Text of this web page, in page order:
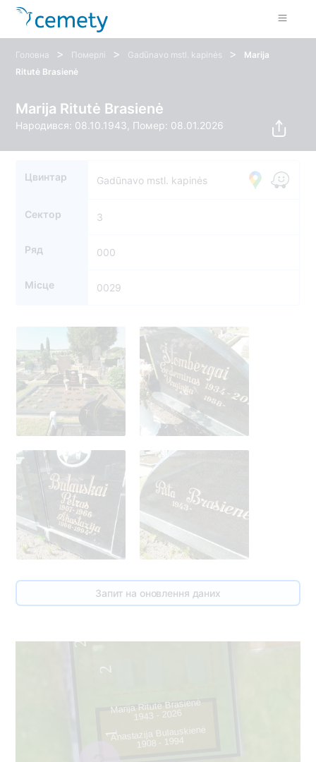
Головна > Померлі > Gadūnavo mstl. kapinės >
Marija
Ritutė Brasienė
Marija Ritutė Brasienė
Народився: 08.10.1943, Помер: 08.01.2026
Цвинтар Gadūnavo mstl. kapinės
Сектор 3
Ряд 000
Місце 0029
Запит на оновлення даних
29
1
2
Marija Ritutė Brasienė
1943 - 2026
Anastazija Bulauskienė
1908 - 1994